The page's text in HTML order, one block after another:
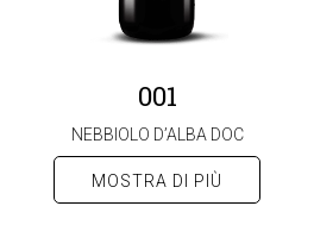
001
NEBBIOLO D’ALBA DOC
MOSTRA DI PIÙ